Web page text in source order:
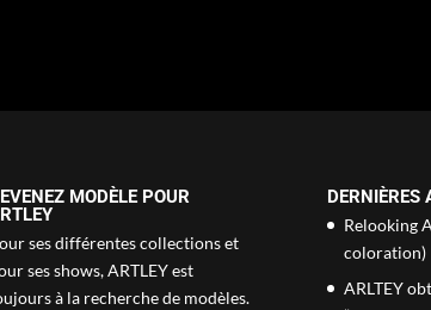
MODÈLE POUR
ses différentes collections et
ses shows, ARTLEY est
à la recherche de modèles.
DERNIÈRES
Relooking
coloration)
ARLTEY